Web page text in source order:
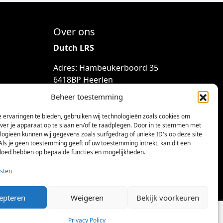
Beheer toestemming
ervaringen te bieden, gebruiken wij technologieën zoals cookies om
je apparaat op te slaan en/of te raadplegen. Door in te stemmen met
kunnen wij gegevens zoals surfgedrag of unieke ID's op deze site
je geen toestemming geeft of uw toestemming intrekt, kan dit een
hebben op bepaalde functies en mogelijkheden.
Weigeren Bekijk voorkeuren
Privacy Policy
Over ons
Dutch LRS
Adres: Hambeukerboord 35
6418BP Heerlen
(geen bezoekadres)
info@dutchlrs.nl
+31 45 2123953
KvK-nummer: 96002824
Btw-id: NL867424114B01